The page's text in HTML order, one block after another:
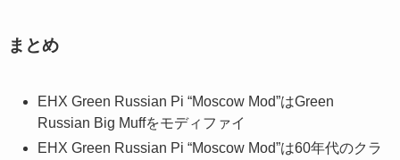
まとめ
EHX Green Russian Pi “Moscow Mod”はGreen
Russian Big Muffをモディファイ
EHX Green Russian Pi “Moscow Mod”は60年代のクラ